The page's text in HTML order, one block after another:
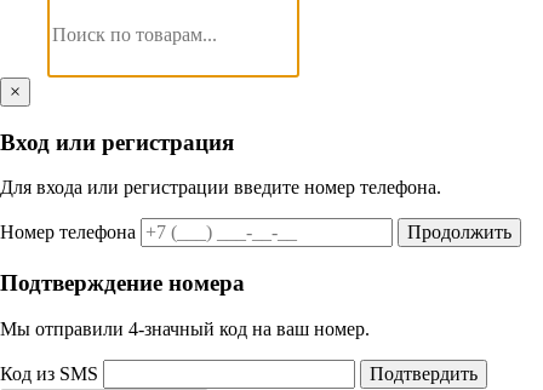
×
Вход или регистрация
Для входа или регистрации введите номер телефона.
Номер телефона Продолжить
Подтверждение номера
Мы отправили 4‑значный код на ваш номер.
Код из SMS Подтвердить